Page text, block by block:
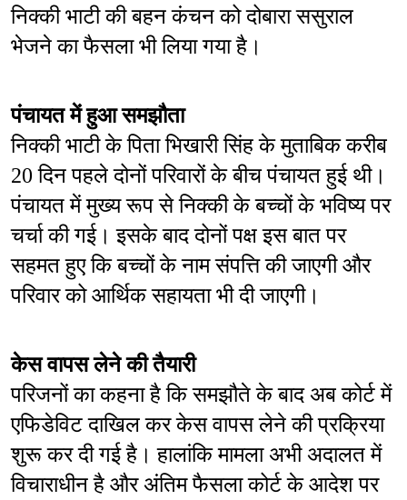
निक्की भाटी की बहन कंचन को दोबारा ससुराल
भेजने का फैसला भी लिया गया है।
पंचायत में हुआ समझौता
निक्की भाटी के पिता भिखारी सिंह के मुताबिक करीब
20 दिन पहले दोनों परिवारों के बीच पंचायत हुई थी।
पंचायत में मुख्य रूप से निक्की के बच्चों के भविष्य पर
चर्चा की गई। इसके बाद दोनों पक्ष इस बात पर
सहमत हुए कि बच्चों के नाम संपत्ति की जाएगी और
परिवार को आर्थिक सहायता भी दी जाएगी।
केस वापस लेने की तैयारी
परिजनों का कहना है कि समझौते के बाद अब कोर्ट में
एफिडेविट दाखिल कर केस वापस लेने की प्रक्रिया
शुरू कर दी गई है। हालांकि मामला अभी अदालत में
विचाराधीन है और अंतिम फैसला कोर्ट के आदेश पर